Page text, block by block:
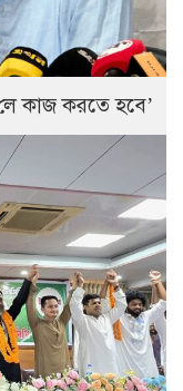
কাজ করতে হবে’